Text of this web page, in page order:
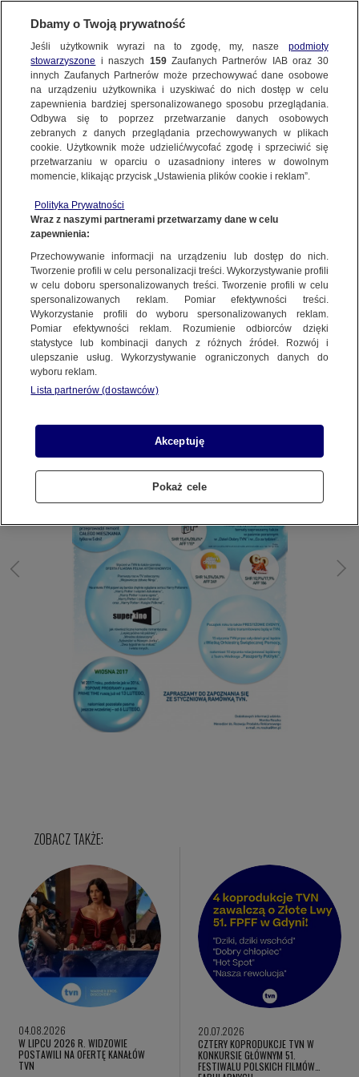
BIURO REKLAMY TVN MEDIA
16.12.2016
BIURO REKLAMY TVN MEDIA OTWIERA SPRZEDAŻ
REKLAM W TVN NA STYCZEŃ 2017
TVN BR TVN MEDIA
04.08.2026
W LIPCU 2026 R. WIDZOWIE
POSTAWILI NA OFERTĘ KANAŁÓW
TVN
20.07.2026
CZTERY KOPRODUKCJE TVN W
KONKURSIE GŁÓWNYM 51.
FESTIWALU POLSKICH FILMÓW
Dbamy o Twoją prywatność
Jeśli użytkownik wyrazi na to zgodę, my, nasze podmioty
stowarzyszone i naszych 159Zaufanych Partnerów IAB oraz 30
innych Zaufanych Partnerów może przechowywać dane osobowe
na urządzeniu użytkownika i uzyskiwać do nich dostęp w celu
zapewnienia bardziej spersonalizowanego sposobu przeglądania.
Odbywa się to poprzez przetwarzanie danych osobowych
zebranych z danych przeglądania przechowywanych w plikach
cookie. Użytkownik może udzielić/wycofać zgodę i sprzeciwić się
przetwarzaniu w oparciu o uzasadniony interes w dowolnym
momencie, klikając przycisk „Ustawienia plików cookie i reklam”.
Polityka Prywatności
Wraz z naszymi partnerami przetwarzamy dane w celu
zapewnienia:
Przechowywanie informacji na urządzeniu lub dostęp do nich.
Tworzenie profili w celu personalizacji treści. Wykorzystywanie profili
w celu doboru spersonalizowanych treści. Tworzenie profili w celu
spersonalizowanych reklam. Pomiar efektywności treści.
Wykorzystanie profili do wyboru spersonalizowanych reklam.
Pomiar efektywności reklam. Rozumienie odbiorców dzięki
statystyce lub kombinacji danych z różnych źródeł. Rozwój i
ulepszanie usług. Wykorzystywanie ograniczonych danych do
wyboru reklam.
Lista partnerów (dostawców)
Akceptuję
Pokaż cele